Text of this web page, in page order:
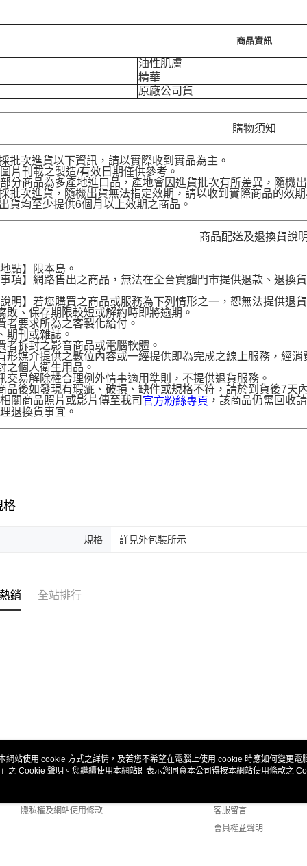
商品資訊
油性肌膚
精華
原廠公司貨
購物須知
批次進貨以下資訊，請以實際收到實品為主。
刊載之製造/有效日期僅供參考。
商品為多產地進口品，產地會因進貨批次有所差異，隨機出
批次進貨，隨機出貨無法指定效期，請以收到實際商品的效期
貨均至少提供6個月以上效期之商品。
商品配送及退換貨說明
點】限本島。
項】網路售出之商品，無法在全台實體門市提供退款、退換
明】若您購買之商品或服務為下列情形之一，恕無法提供退貨
敗、保存期限較短或解約時即將逾期。
者要求所為之客製化給付。
期刊或雜誌。
者拆封之影音商品或電腦軟體。
形媒介提供之數位內容或一經提供即為完成之線上服務，經消
之個人衛生用品。
交易解除權合理例外情事適用準則，不提供退貨服務。
品後如發現有瑕疵、破損、缺件或規格不符，請於到貨後7天
關商品照片或影片傳至我司 官方粉絲專頁 ，該商品仍需回收
退換貨事宜。
格
規格 詳見外包裝所示
銷 全站排行
關於我們
隱私權及網站使用條款
客服資訊
客服留言
會員權益聲明
網站使用 cookie 方式之詳情，及若您不希望在電腦上使用 cookie 時應如何變更電
」之 Cookie 聲明。您繼續使用本網站即表示您同意本公司得按本網站使用條款之